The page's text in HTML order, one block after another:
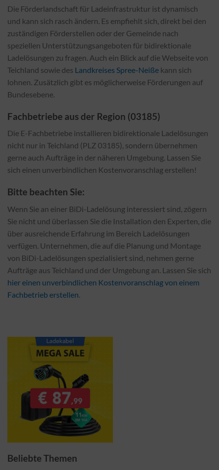
Die Förderlandschaft für Ladeinfrastruktur ist dynamisch
und kann sich rasch ändern. Es empfiehlt sich, direkt bei den
zuständigen Förderstellen oder der Gemeinde nach
speziellen Unterstützungsangeboten für bidirektionale
Ladelösungen zu fragen. Auch ein Blick auf die Webseite von
Teichland sowie des Landkreises Spree-Neiße kann sich
lohnen. Zusätzlich gibt es möglicherweise Förderungen auf
Bundesebene.
Fachbetriebe aus der Region (03185)
Die E-Fachbetriebe installieren bidirektionale Ladelösungen
nicht nur in Teichland (PLZ 03185), sondern übernehmen
gerne auch Aufträge in der näheren Umgebung. Lassen Sie
sich einen unverbindlichen Kostenvoranschlag erstellen!
Bitte beachten Sie:
Wenn Sie an einer BiDi-Ladelösung interessiert sind, zögern
Sie nicht und überlassen Sie die Installation den Experten, die
über ausreichende Erfahrung im Bereich Ladelösungen
verfügen. Unternehmen, die auf die Planung und Montage
von BiDi-Ladelösungen spezialisiert sind, nehmen gerne
Aufträge aus Teichland und der Umgebung an. Lassen Sie sich
hier einen unverbindlichen Kostenvoranschlag von einem
Fachbetrieb erstellen
Beliebte Themen